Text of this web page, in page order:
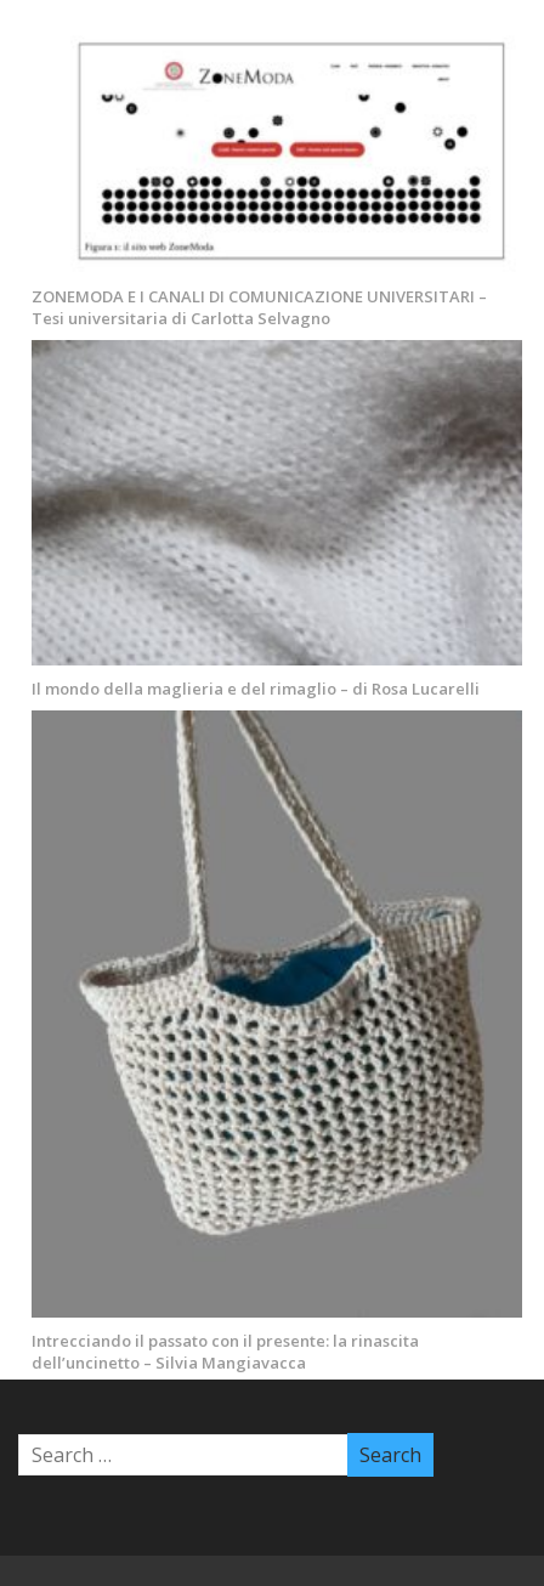
ZONEMODA E I CANALI DI COMUNICAZIONE UNIVERSITARI –
Tesi universitaria di Carlotta Selvagno
Il mondo della maglieria e del rimaglio – di Rosa Lucarelli
Intrecciando il passato con il presente: la rinascita
dell’uncinetto – Silvia Mangiavacca